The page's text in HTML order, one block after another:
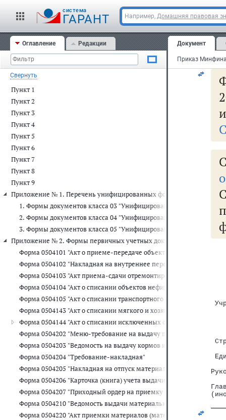
cистема
ГАРАНТ Например, Домашняя правовая
Оглавление Редакции
Свернуть
Пункт 1
Пункт 2
Пункт 3
Пункт 4
Пункт 5
Пункт 6
Пункт 7
Пункт 8
Пункт 9
Приложение № 1. Перечень унифицированных форм первичных
1. Формы документов класса 03 "Унифицированная система
2. Формы документов класса 04 "Унифицированная система
3. Формы документов класса 05 "Унифицированная система
Приложение № 2. Формы первичных учетных документов для
Форма 0504101 "Акт о приеме-передаче объектов нефинансовых
Форма 0504102 "Накладная на внутреннее перемещение
Форма 0504103 "Акт приема-сдачи отремонтированных,
Форма 0504104 "Акт о списании объектов нефинансовых активов
Форма 0504105 "Акт о списании транспортного средства"
Форма 0504143 "Акт о списании мягкого и хозяйственного
Форма 0504144 "Акт о списании исключенных объектов
Форма 0504202 "Меню-требование на выдачу продуктов питания"
Форма 0504203 "Ведомость на выдачу кормов и фуража"
Форма 0504204 "Требование-накладная"
Форма 0504205 "Накладная на отпуск материалов (материальных
Форма 0504206 "Карточка (книга) учета выдачи имущества в
Форма 0504207 "Приходный ордер на приемку материальных
Форма 0504210 "Ведомость выдачи материальных ценностей на
Форма 0504220 "Акт приемки материалов (материальных
Документ